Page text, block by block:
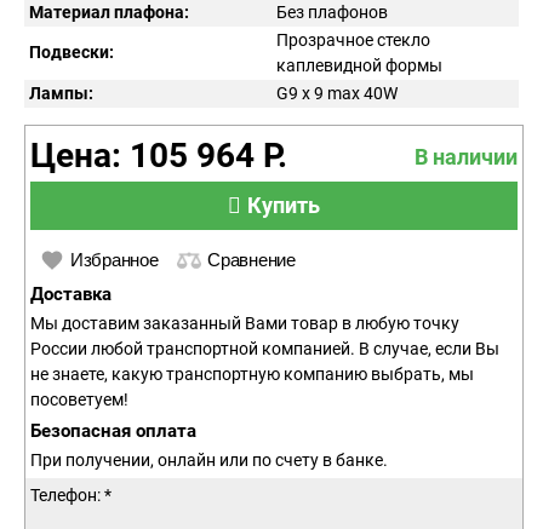
Материал плафона:
Без плафонов
Подвески:
Прозрачное стекло
каплевидной формы
Лампы:
G9 x 9 max 40W
Цена: 105 964 Р.
В наличии
Купить
Избранное Сравнение
Доставка
Мы доставим заказанный Вами товар в любую точку
России любой транспортной компанией. В случае, если Вы
не знаете, какую транспортную компанию выбрать, мы
посоветуем!
Безопасная оплата
При получении, онлайн или по счету в банке.
Телефон: *